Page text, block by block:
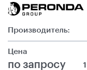
Производитель:
Цена
по запросу